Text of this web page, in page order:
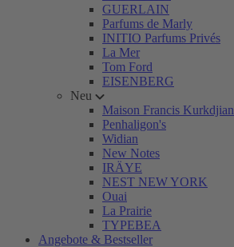
GUERLAIN
Parfums de Marly
INITIO Parfums Privés
La Mer
Tom Ford
EISENBERG
Neu
Maison Francis Kurkdjian
Penhaligon's
Widian
New Notes
IRÄYE
NEST NEW YORK
Ouai
La Prairie
TYPEBEA
Angebote & Bestseller